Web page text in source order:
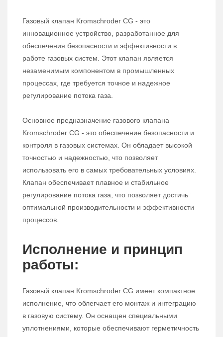
Газовый клапан Kromschroder CG - это
инновационное устройство, разработанное для
обеспечения безопасности и эффективности в
работе газовых систем. Этот клапан является
незаменимым компонентом в промышленных
процессах, где требуется точное и надежное
регулирование потока газа.
Основное предназначение газового клапана
Kromschroder CG - это обеспечение безопасности и
контроля в газовых системах. Он обладает высокой
точностью и надежностью, что позволяет
использовать его в самых требовательных условиях.
Клапан обеспечивает плавное и стабильное
регулирование потока газа, что позволяет достичь
оптимальной производительности и эффективности
процессов.
Исполнение и принцип
работы:
Газовый клапан Kromschroder CG имеет компактное
исполнение, что облегчает его монтаж и интеграцию
в газовую систему. Он оснащен специальными
уплотнениями, которые обеспечивают герметичность